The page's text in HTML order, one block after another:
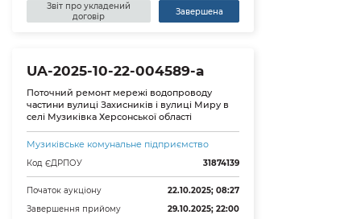
Звіт про укладений
договір
Завершена
UA-2025-10-22-004589-a
Поточний ремонт мережі водопроводу
частини вулиці Захисників і вулиці Миру в
селі Музиківка Херсонської області
Музиківське комунальне підприємство
Код ЄДРПОУ 31874139
Початок аукціону
22.10.2025; 08:27
Завершення прийому
29.10.2025; 22:00